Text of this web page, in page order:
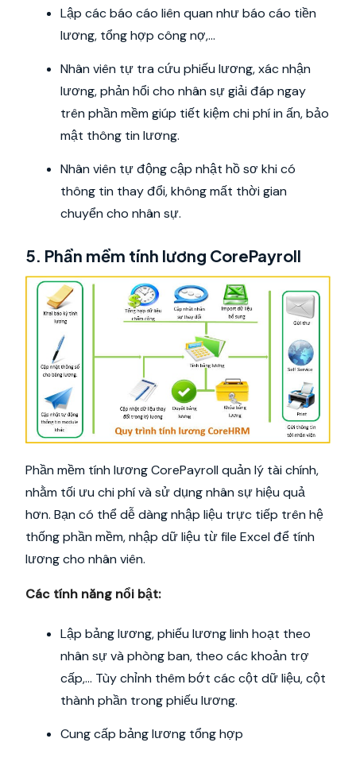
Lập các báo cáo liên quan như báo cáo tiền
lương, tổng hợp công nợ,…
Nhân viên tự tra cứu phiếu lương, xác nhận
lương, phản hổi cho nhân sự giải đáp ngay
trên phần mềm giúp tiết kiệm chi phí in ấn, bảo
mật thông tin lương.
Nhân viên tự động cập nhật hồ sơ khi có
thông tin thay đổi, không mất thời gian
chuyển cho nhân sự.
5. Phần mềm tính lương CorePayroll
Phần mềm tính lương CorePayroll quản lý tài chính,
nhằm tối ưu chi phí và sử dụng nhân sự hiệu quả
hơn. Bạn có thể dễ dàng nhập liệu trực tiếp trên hệ
thống phần mềm, nhập dữ liệu từ file Excel để tính
lương cho nhân viên.
Các tính năng nổi bật:
Lập bảng lương, phiếu lương linh hoạt theo
nhân sự và phòng ban, theo các khoản trợ
cấp,… Tùy chỉnh thêm bớt các cột dữ liệu, cột
thành phần trong phiếu lương.
Cung cấp bảng lương tổng hợp